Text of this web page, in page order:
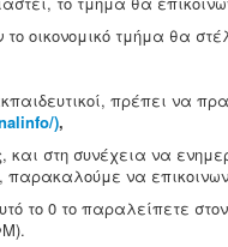
οικονομικό τμήμα θα
ΣΤΗΝ
πρέπει να
),
στη συνέχεια να
να
το 0 το παραλείπετε